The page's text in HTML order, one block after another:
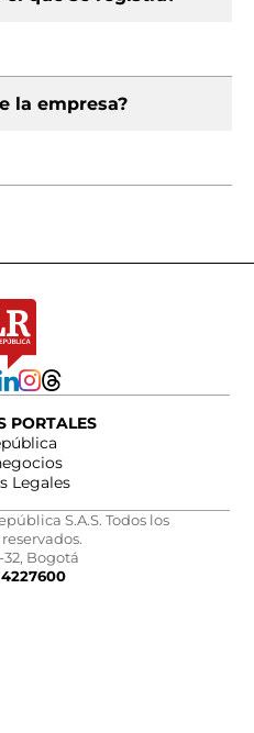
la empresa?
PORTALES
Legales
S.A.S. Todos los
32, Bogotá
4227600